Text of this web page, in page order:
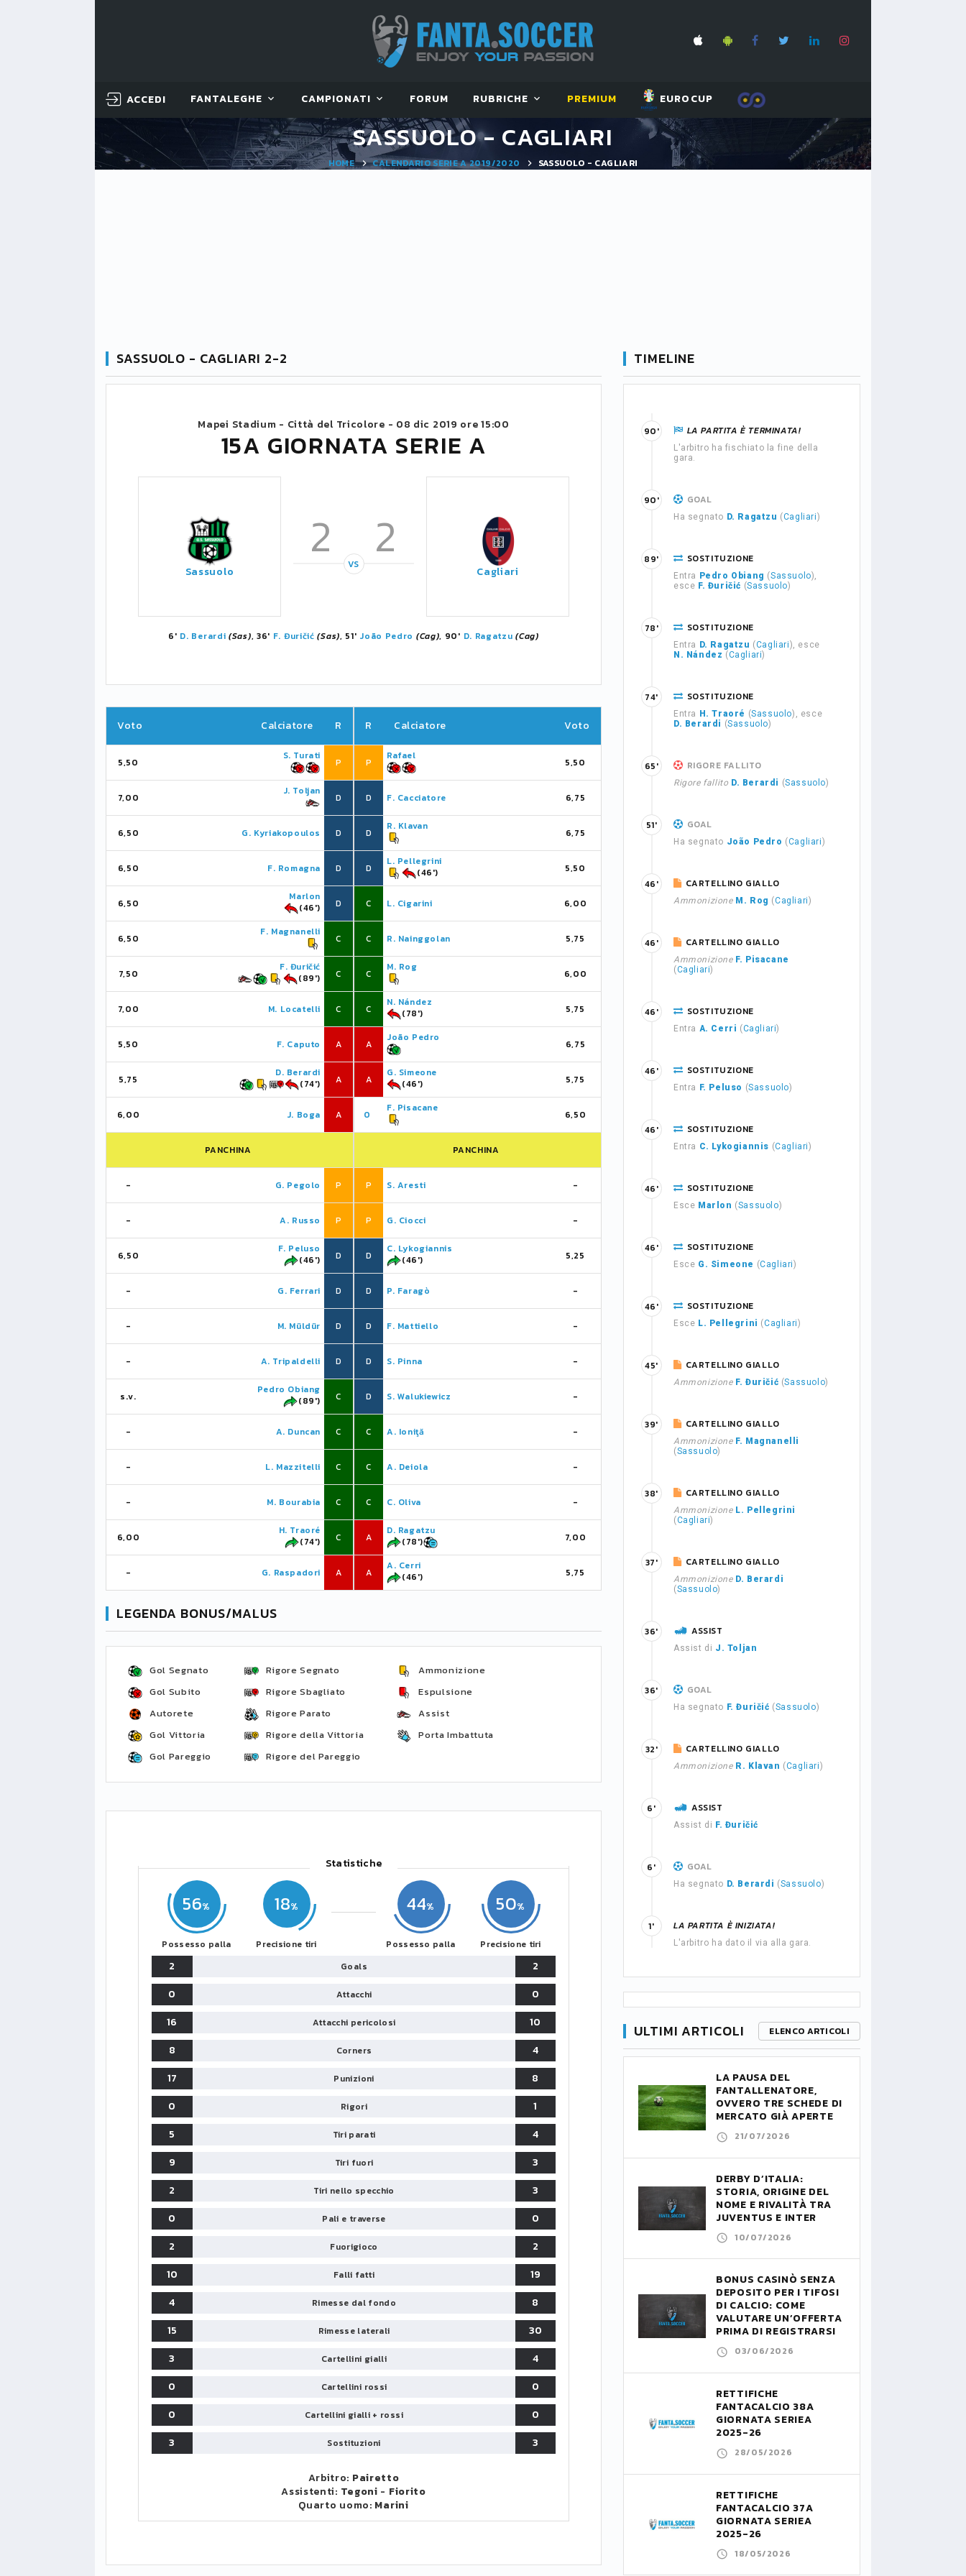
ACCEDI FANTALEGHE CAMPIONATI FORUM RUBRICHE PREMIUM EUROCUP
SASSUOLO - CAGLIARI
HOME CALENDARIO SERIE A 2019/2020 SASSUOLO - CAGLIARI
SASSUOLO - CAGLIARI 2-2
Mapei Stadium - Città del Tricolore - 08 dic 2019 ore 15:00
15A GIORNATA SERIE A
Sassuolo
2 2
VS Cagliari
6' D. Berardi (Sas), 36' F. Đuričić (Sas), 51' João Pedro (Cag), 90' D. Ragatzu (Cag)
Voto Calciatore R
5,50
S. Turati
P
7,00
J. Toljan
D
6,50 G. Kyriakopoulos D
6,50 F. Romagna D
6,50
Marlon
(46')
D
6,50
F. Magnanelli
C
7,50
F. Đuričić
(89')
C
7,00 M. Locatelli C
5,50 F. Caputo A
5,75
D. Berardi
(74')
A
6,00 J. Boga A
PANCHINA
- G. Pegolo P
- A. Russo P
6,50
F. Peluso
(46')
D
- G. Ferrari D
- M. Müldür D
- A. Tripaldelli D
s.v.
Pedro Obiang
(89')
C
- A. Duncan C
- L. Mazzitelli C
- M. Bourabia C
6,00
H. Traoré
(74')
C
- G. Raspadori A
R Calciatore Voto
P
Rafael
5,50
D F. Cacciatore 6,75
D
R. Klavan
6,75
D
L. Pellegrini
(46')
5,50
C L. Cigarini 6,00
C R. Nainggolan 5,75
C
M. Rog
6,00
C
N. Nández
(78')
5,75
A
João Pedro
6,75
A
G. Simeone
(46')
5,75
0
F. Pisacane
6,50
PANCHINA
P S. Aresti -
P G. Ciocci -
D
C. Lykogiannis
(46')
5,25
D P. Faragò -
D F. Mattiello -
D S. Pinna -
D S. Walukiewicz -
C A. Ioniţă -
C A. Deiola -
C C. Oliva -
A
D. Ragatzu
(78')
7,00
A
A. Cerri
(46')
5,75
LEGENDA BONUS/MALUS
Gol Segnato
Gol Subito
Autorete
Gol Vittoria
Gol Pareggio
Rigore Segnato
Rigore Sbagliato
Rigore Parato
Rigore della Vittoria
Rigore del Pareggio
Ammonizione
Espulsione
Assist
Porta Imbattuta
Statistiche
56
Possesso palla
18
Precisione tiri
44
Possesso palla
50
Precisione tiri
2 Goals
2
0
Attacchi
0
16
Attacchi pericolosi
10
8
Corners
4
17
Punizioni
8
0
Rigori
1
5
Tiri parati
4
9
Tiri fuori
3
2
Tiri nello specchio
3
0
Pali e traverse
0
2
Fuorigioco
2
10
Falli fatti
19
4
Rimesse dal fondo
8
15
Rimesse laterali
30
3
Cartellini gialli
4
0
Cartellini rossi
0
0
Cartellini gialli + rossi
0
3
Sostituzioni 3
Arbitro: Pairetto
Assistenti: Tegoni - Fiorito
Quarto uomo: Marini
TIMELINE
LA PARTITA È TERMINATA!
L'arbitro ha fischiato la fine della
gara.
90'
GOAL
Ha segnato D. Ragatzu (Cagliari)
90'
SOSTITUZIONE
Entra Pedro Obiang (Sassuolo),
esce F. Đuričić (Sassuolo)
89'
SOSTITUZIONE
Entra D. Ragatzu (Cagliari), esce
N. Nández (Cagliari)
78'
SOSTITUZIONE
Entra H. Traoré (Sassuolo), esce
D. Berardi (Sassuolo)
74'
RIGORE FALLITO
Rigore fallito D. Berardi (Sassuolo)
65'
GOAL
Ha segnato João Pedro (Cagliari)
51'
CARTELLINO GIALLO
Ammonizione M. Rog (Cagliari)
46'
CARTELLINO GIALLO
Ammonizione F. Pisacane
(Cagliari)
46'
SOSTITUZIONE
Entra A. Cerri (Cagliari)
46'
SOSTITUZIONE
Entra F. Peluso (Sassuolo)
46'
SOSTITUZIONE
Entra C. Lykogiannis (Cagliari)
46'
SOSTITUZIONE
Esce Marlon (Sassuolo)
46'
SOSTITUZIONE
Esce G. Simeone (Cagliari)
46'
SOSTITUZIONE
Esce L. Pellegrini (Cagliari)
46'
CARTELLINO GIALLO
Ammonizione F. Đuričić (Sassuolo)
45'
CARTELLINO GIALLO
Ammonizione F. Magnanelli
(Sassuolo)
39'
CARTELLINO GIALLO
Ammonizione L. Pellegrini
(Cagliari)
38'
CARTELLINO GIALLO
Ammonizione D. Berardi
(Sassuolo)
37'
ASSIST
Assist di J. Toljan
36'
GOAL
Ha segnato F. Đuričić (Sassuolo)
36'
CARTELLINO GIALLO
Ammonizione R. Klavan (Cagliari)
32'
ASSIST
Assist di F. Đuričić
6'
GOAL
Ha segnato D. Berardi (Sassuolo)
6'
LA PARTITA È INIZIATA!
L'arbitro ha dato il via alla gara.
1'
ULTIMI ARTICOLI ELENCO ARTICOLI
LA PAUSA DEL
FANTALLENATORE,
OVVERO TRE SCHEDE DI
MERCATO GIÀ APERTE
21/07/2026
DERBY D’ITALIA:
STORIA, ORIGINE DEL
NOME E RIVALITÀ TRA
JUVENTUS E INTER
10/07/2026
BONUS CASINÒ SENZA
DEPOSITO PER I TIFOSI
DI CALCIO: COME
VALUTARE UN’OFFERTA
PRIMA DI REGISTRARSI
03/06/2026
RETTIFICHE
FANTACALCIO 38A
GIORNATA SERIEA
2025-26
28/05/2026
RETTIFICHE
FANTACALCIO 37A
GIORNATA SERIEA
2025-26
18/05/2026